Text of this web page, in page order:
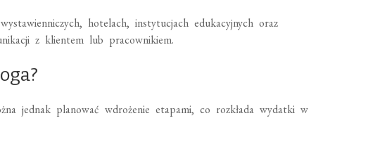
hotelach, instytucjach edukacyjnych oraz
z klientem lub pracownikiem.
jednak planować wdrożenie etapami, co rozkłada wydatki w